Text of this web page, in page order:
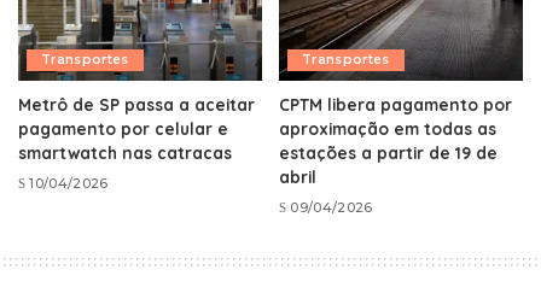
Transportes
Metrô de SP passa a aceitar
pagamento por celular e
smartwatch nas catracas
10/04/2026
Transportes
CPTM libera pagamento por
aproximação em todas as
estações a partir de 19 de
abril
09/04/2026